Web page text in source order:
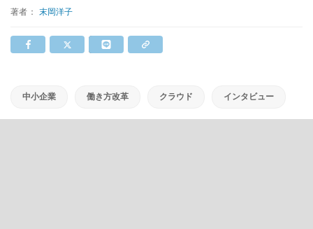
著者： 末岡洋子
中小企業 働き方改革 クラウド インタビュー